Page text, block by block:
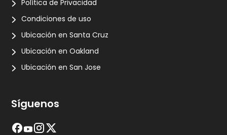
Política de Privacidad
Condiciones de uso
Ubicación en Santa Cruz
Ubicación en Oakland
Ubicación en San Jose
Síguenos